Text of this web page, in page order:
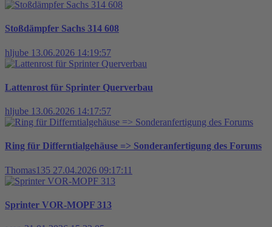
Stoßdämpfer Sachs 314 608
hljube 13.06.2026 14:19:57
Lattenrost für Sprinter Querverbau
hljube 13.06.2026 14:17:57
Ring für Differntialgehäuse => Sonderanfertigung des Forums
Thomas135 27.04.2026 09:17:11
Sprinter VOR-MOPF 313